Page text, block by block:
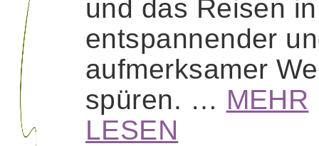
und das Reisen
entspannender
aufmerksamer
spüren. … MEHR
LESEN